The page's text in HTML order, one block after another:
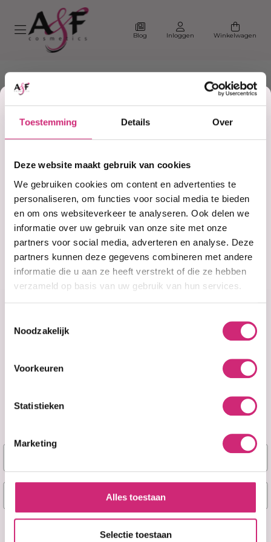
Toestemming Details Over
Deze website maakt gebruik van cookies
We gebruiken cookies om content en advertenties te
personaliseren, om functies voor social media te bieden
en om ons websiteverkeer te analyseren. Ook delen we
informatie over uw gebruik van onze site met onze
partners voor social media, adverteren en analyse. Deze
partners kunnen deze gegevens combineren met andere
informatie die u aan ze heeft verstrekt of die ze hebben
verzameld op basis van uw gebruik van hun services.
Noodzakelijk
Voorkeuren
Statistieken
Marketing
Alles toestaan
Selectie toestaan
Blog Inloggen Winkelwagen
Home
Producten getagd met
Cuban
Filter Sorteer
Route in Google Maps
KVK: 27260426
Korting
op je
eerste
bestelling
Naam
E-mail
Ja, stuur mij mijn 5% korting!